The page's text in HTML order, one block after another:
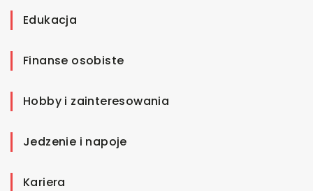
Edukacja
Finanse osobiste
Hobby i zainteresowania
Jedzenie i napoje
Kariera